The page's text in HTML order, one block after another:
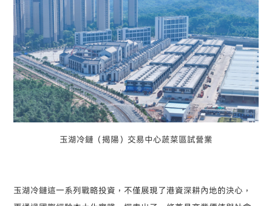
玉湖冷鏈（揭陽）交易中心蔬菜區試營業
玉湖冷鏈這一系列戰略投資，不僅展現了港資深耕內地的決心，